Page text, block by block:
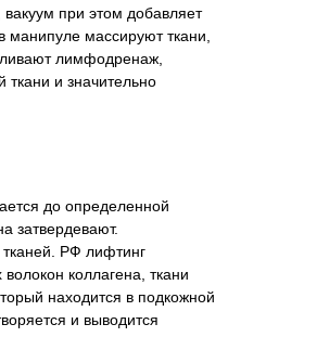
вакуум при этом добавляет
массируют ткани,
лимфодренаж,
и значительно
до определенной
затвердевают.
тканей. РФ лифтинг
коллагена, ткани
находится в подкожной
и выводится